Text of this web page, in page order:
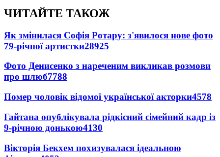
ЧИТАЙТЕ ТАКОЖ
Як змінилася Софія Ротару: з'явилося нове фото
79-річної артистки28925
Фото Денисенко з нареченим викликав розмови
про шлюб7788
Помер чоловік відомої української акторки4578
Гайтана опублікувала рідкісний сімейний кадр із
9-річною донькою4130
Вікторія Бекхем похизувалася ідеальною